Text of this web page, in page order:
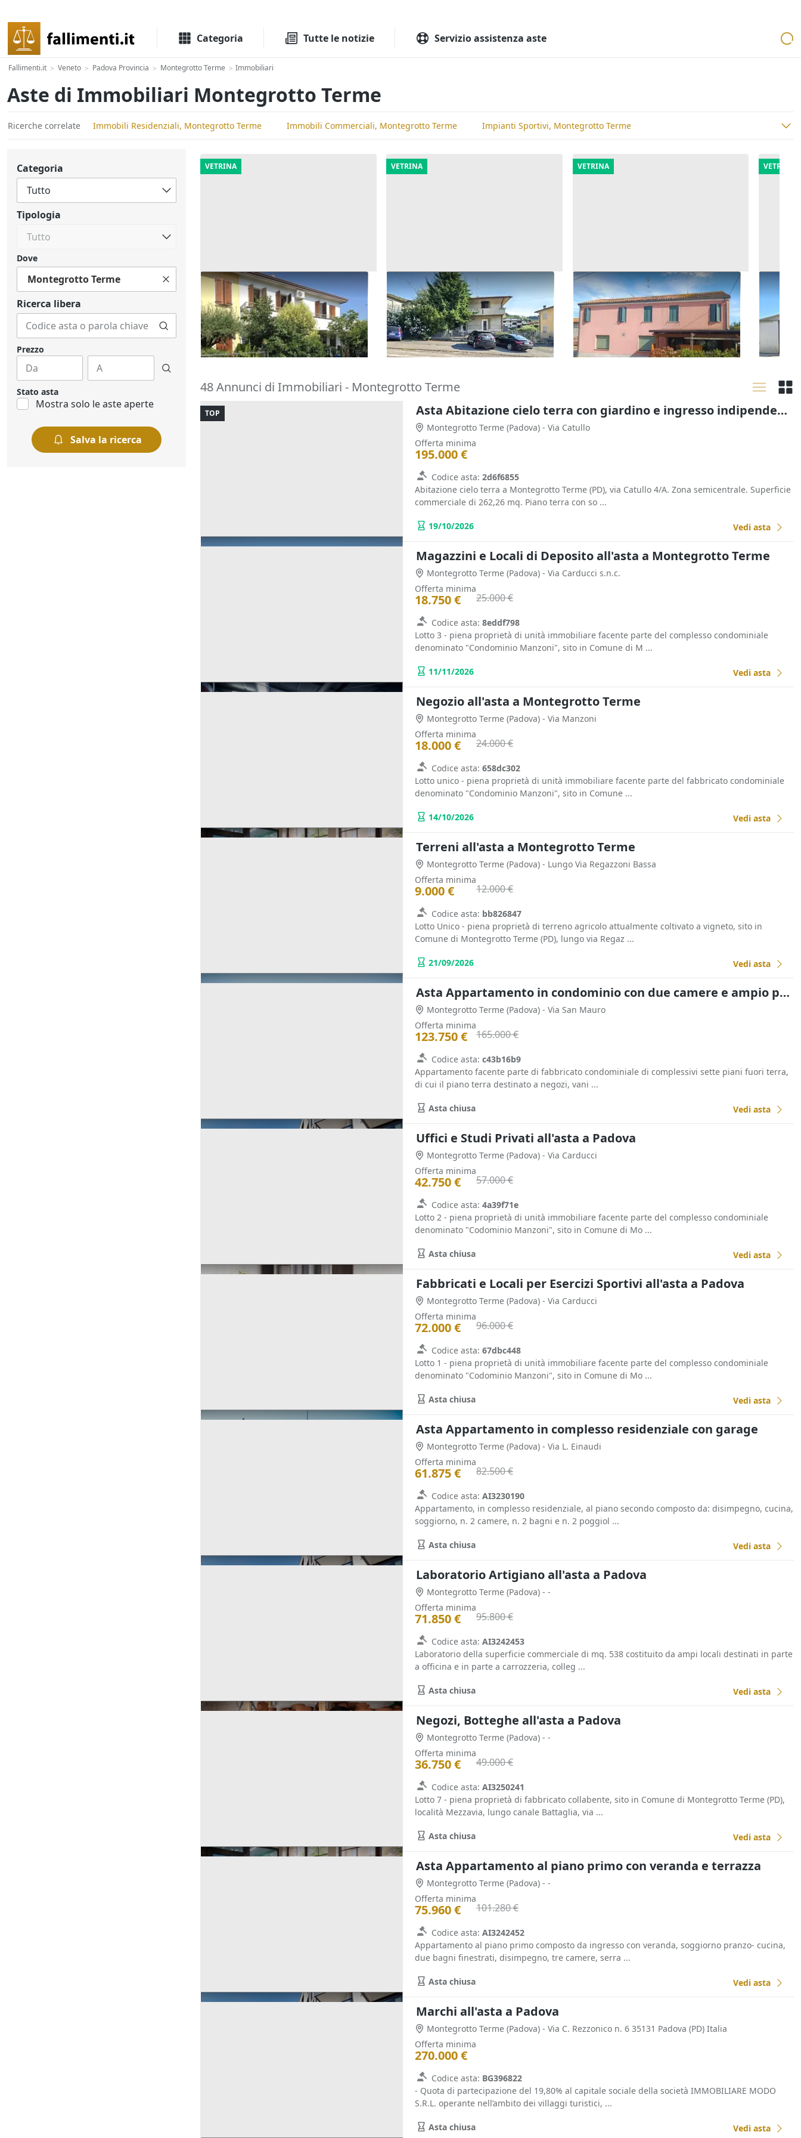
Categoria Tutte le notizie Servizio assistenza aste
Fallimenti.it > Veneto > Padova Provincia > Montegrotto Terme > Immobiliari
Aste di Immobiliari Montegrotto Terme
Ricerche correlate Immobili Residenziali, Montegrotto Terme Immobili Commerciali, Montegrotto Terme Impianti Sportivi, Montegrotto Terme
Categoria
Tipologia
Dove
Montegrotto Terme
Ricerca libera
Prezzo
Stato asta
Mostra solo le aste aperte
Salva la ricerca
VETRINA
Asta Abitazione cielo terra con
cortile e cantina
Montegrotto Terme (Padova)
195.000 €
20/10/2026
VETRINA
Asta Casa indipendente con corte
pertinenziale
Barbarano Mossano (Vicenza)
180.000 €
22/10/2026
VETRINA
Asta Quota 1/6 di locale
commerciale e alloggio
(Rovigo)
8.205 €
18/09/2026
VETRINA
Asta
uso
48 Annunci di Immobiliari - Montegrotto Terme
TOP Asta Abitazione cielo terra con giardino e ingresso indipendente
Montegrotto Terme (Padova) - Via Catullo
Offerta minima
195.000 €
Codice asta: 2d6f6855
Abitazione cielo terra a Montegrotto Terme (PD), via Catullo 4/A. Zona semicentrale. Superficie
commerciale di 262,26 mq. Piano terra con so ...
19/10/2026 Vedi asta
Magazzini e Locali di Deposito all'asta a Montegrotto Terme
Montegrotto Terme (Padova) - Via Carducci s.n.c.
Offerta minima
18.750 € 25.000 €
Codice asta: 8eddf798
Lotto 3 - piena proprietà di unità immobiliare facente parte del complesso condominiale
denominato "Condominio Manzoni", sito in Comune di M ...
11/11/2026 Vedi asta
Negozio all'asta a Montegrotto Terme
Montegrotto Terme (Padova) - Via Manzoni
Offerta minima
18.000 € 24.000 €
Codice asta: 658dc302
Lotto unico - piena proprietà di unità immobiliare facente parte del fabbricato condominiale
denominato "Condominio Manzoni", sito in Comune ...
14/10/2026 Vedi asta
Terreni all'asta a Montegrotto Terme
Montegrotto Terme (Padova) - Lungo Via Regazzoni Bassa
Offerta minima
9.000 € 12.000 €
Codice asta: bb826847
Lotto Unico - piena proprietà di terreno agricolo attualmente coltivato a vigneto, sito in
Comune di Montegrotto Terme (PD), lungo via Regaz ...
21/09/2026 Vedi asta
Asta Appartamento in condominio con due camere e ampio poggiolo
Montegrotto Terme (Padova) - Via San Mauro
Offerta minima
123.750 € 165.000 €
Codice asta: c43b16b9
Appartamento facente parte di fabbricato condominiale di complessivi sette piani fuori terra,
di cui il piano terra destinato a negozi, vani ...
Asta chiusa Vedi asta
Uffici e Studi Privati all'asta a Padova
Montegrotto Terme (Padova) - Via Carducci
Offerta minima
42.750 € 57.000 €
Codice asta: 4a39f71e
Lotto 2 - piena proprietà di unità immobiliare facente parte del complesso condominiale
denominato "Codominio Manzoni", sito in Comune di Mo ...
Asta chiusa Vedi asta
Fabbricati e Locali per Esercizi Sportivi all'asta a Padova
Montegrotto Terme (Padova) - Via Carducci
Offerta minima
72.000 € 96.000 €
Codice asta: 67dbc448
Lotto 1 - piena proprietà di unità immobiliare facente parte del complesso condominiale
denominato "Codominio Manzoni", sito in Comune di Mo ...
Asta chiusa Vedi asta
Asta Appartamento in complesso residenziale con garage
Montegrotto Terme (Padova) - Via L. Einaudi
Offerta minima
61.875 € 82.500 €
Codice asta: AI3230190
Appartamento, in complesso residenziale, al piano secondo composto da: disimpegno, cucina,
soggiorno, n. 2 camere, n. 2 bagni e n. 2 poggiol ...
Asta chiusa Vedi asta
Laboratorio Artigiano all'asta a Padova
Montegrotto Terme (Padova) - -
Offerta minima
71.850 € 95.800 €
Codice asta: AI3242453
Laboratorio della superficie commerciale di mq. 538 costituito da ampi locali destinati in parte
a officina e in parte a carrozzeria, colleg ...
Asta chiusa Vedi asta
Negozi, Botteghe all'asta a Padova
Montegrotto Terme (Padova) - -
Offerta minima
36.750 € 49.000 €
Codice asta: AI3250241
Lotto 7 - piena proprietà di fabbricato collabente, sito in Comune di Montegrotto Terme (PD),
località Mezzavia, lungo canale Battaglia, via ...
Asta chiusa Vedi asta
Asta Appartamento al piano primo con veranda e terrazza
Montegrotto Terme (Padova) - -
Offerta minima
75.960 € 101.280 €
Codice asta: AI3242452
Appartamento al piano primo composto da ingresso con veranda, soggiorno pranzo- cucina,
due bagni finestrati, disimpegno, tre camere, serra ...
Asta chiusa Vedi asta
Marchi all'asta a Padova
Montegrotto Terme (Padova) - Via C. Rezzonico n. 6 35131 Padova (PD) Italia
Offerta minima
270.000 €
Codice asta: BG396822
- Quota di partecipazione del 19,80% al capitale sociale della società IMMOBILIARE MODO
S.R.L. operante nell’ambito dei villaggi turistici, ...
Asta chiusa Vedi asta